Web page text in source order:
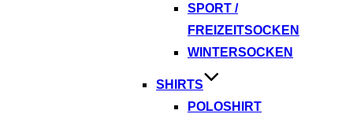
SPORT /
FREIZEITSOCKEN
WINTERSOCKEN
SHIRTS
POLOSHIRT